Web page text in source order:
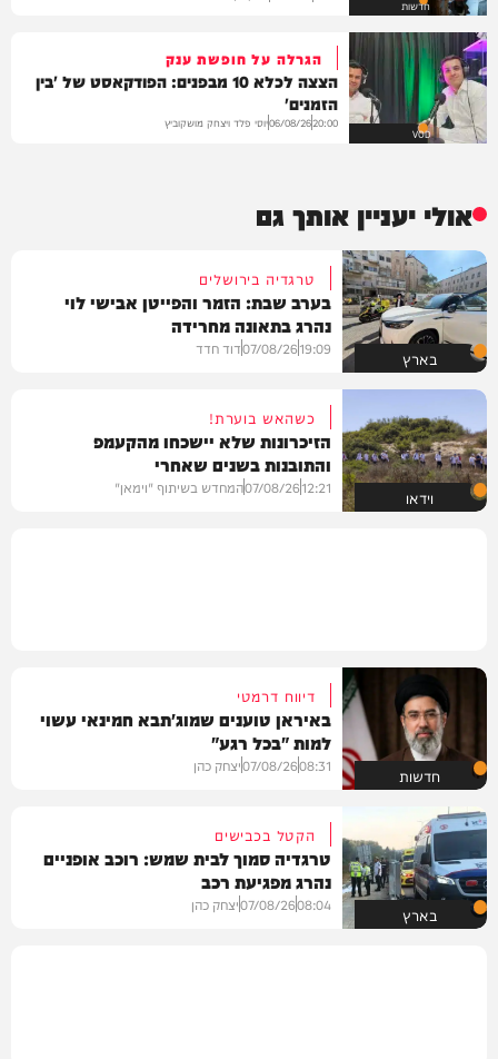
חדשות
VOD
הגרלה על חופשת ענק
הצצה לכלא 10 מבפנים: הפודקאסט של 'בין
הזמנים'
20:00
06/08/26יוסי פלד ויצחק מושקוביץ
אולי יעניין אותך גם
בארץ
טרגדיה בירושלים
בערב שבת: הזמר והפייטן אבישי לוי
נהרג בתאונה מחרידה
19:09
07/08/26דוד חדד
וידאו
כשהאש בוערת!
הזיכרונות שלא יישכחו מהקעמפ
והתובנות בשנים שאחרי
12:21
07/08/26המחדש בשיתוף "וימאן"
חדשות
דיווח דרמטי
באיראן טוענים שמוג'תבא חמינאי עשוי
למות "בכל רגע"
08:31
07/08/26יצחק כהן
בארץ
הקטל בכבישים
טרגדיה סמוך לבית שמש: רוכב אופניים
נהרג מפגיעת רכב
08:04
07/08/26יצחק כהן